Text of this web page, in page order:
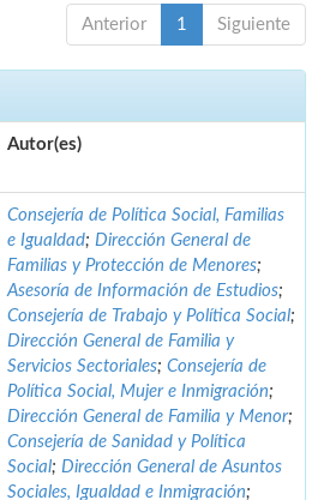
Anterior 1 Siguiente
Autor(es)
Consejería de Política Social, Familias
e Igualdad; Dirección General de
Familias y Protección de Menores;
Asesoría de Información de Estudios;
Consejería de Trabajo y Política Social;
Dirección General de Familia y
Servicios Sectoriales; Consejería de
Política Social, Mujer e Inmigración;
Dirección General de Familia y Menor;
Consejería de Sanidad y Política
Social; Dirección General de Asuntos
Sociales, Igualdad e Inmigración;